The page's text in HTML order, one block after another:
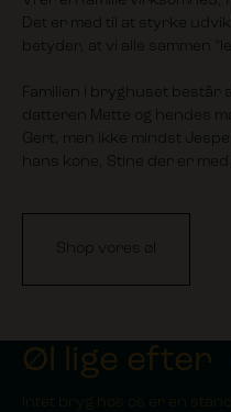
Det er med til at styrke
betyder, at vi alle sammen
Familien i bryghuset består
datteren Mette og hendes
Gert, men ikke mindst
hans kone, Stine der er
Shop vores øl
Øl lige efter
Intet bryg hos os er en